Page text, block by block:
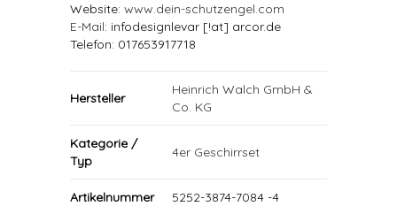
Website: www.dein-schutzengel.com
E-Mail: infodesignlevar [!at] arcor.de
Telefon: 017653917718
Hersteller
Heinrich Walch GmbH &
Co. KG
Kategorie /
Typ
4er Geschirrset
Artikelnummer 5252-3874-7084 -4